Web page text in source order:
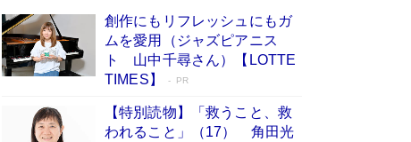
Book Bang
「不意に涙が出そうに…」高嶋政伸が明かし
た“13歳の娘を暴行する役”への葛藤 インティマ
シーコーディネーターに支えられたNHK『大奥』
創作にもリフレッシュにもガ
ムを愛用（ジャズピアニス
ト 山中千尋さん）【LOTTE
TIMES】
PR
【特別読物】「救うこと、救
われること」（17） 角田光